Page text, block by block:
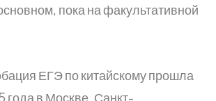
пока на факультативной
ЕГЭ по китайскому прошла
года в Москве, Санкт-